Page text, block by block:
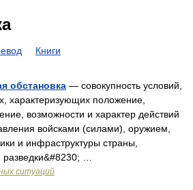
Книги
обстановка — совокупность условий,
характеризующих положение,
возможности и характер действий
войсками (силами), оружием,
и инфраструктуры страны,
…
ситуаций